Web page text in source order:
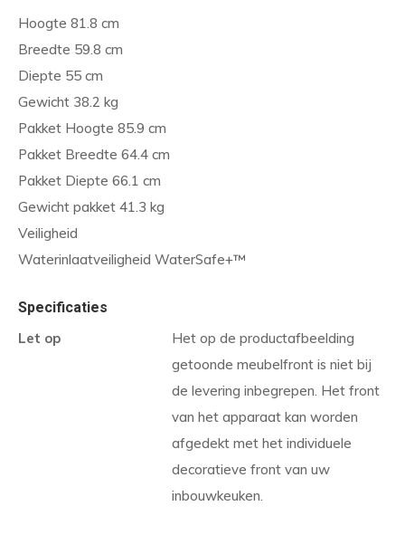
Hoogte 81.8 cm
Breedte 59.8 cm
Diepte 55 cm
Gewicht 38.2 kg
Pakket Hoogte 85.9 cm
Pakket Breedte 64.4 cm
Pakket Diepte 66.1 cm
Gewicht pakket 41.3 kg
Veiligheid
Waterinlaatveiligheid WaterSafe+™
Specificaties
Let op
Het op de productafbeelding
getoonde meubelfront is niet bij
de levering inbegrepen. Het front
van het apparaat kan worden
afgedekt met het individuele
decoratieve front van uw
inbouwkeuken.